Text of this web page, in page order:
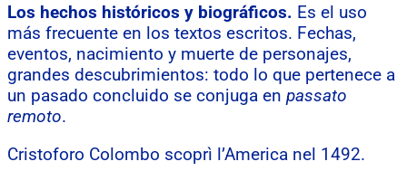
Los hechos históricos y biográficos. Es el uso
más frecuente en los textos escritos. Fechas,
eventos, nacimiento y muerte de personajes,
grandes descubrimientos: todo lo que pertenece a
un pasado concluido se conjuga en passato
remoto.
Cristoforo Colombo scoprì l’America nel 1492.